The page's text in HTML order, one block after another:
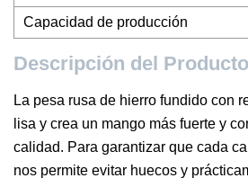
Capacidad de producción
Descripción del Producto
La pesa rusa de hierro fundido con
lisa y crea un mango más fuerte y
calidad. Para garantizar que cada
nos permite evitar huecos y